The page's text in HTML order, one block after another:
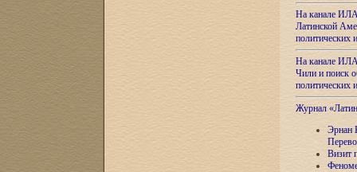
На канале
Латинской
На канале
Чили и поиск
Журнал
Эрнан
Визит